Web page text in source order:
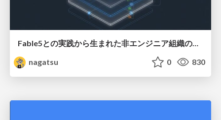
nagatsu
0 830